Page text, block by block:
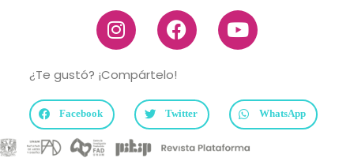
¿Te gustó? ¡Compártelo!
Facebook Twitter WhatsApp